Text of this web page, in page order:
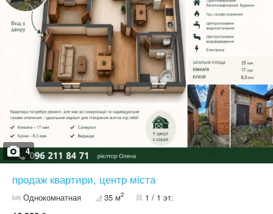
4
продаж квартири, центр міста
Однокомнатная 35 м2 1 / 1 эт.